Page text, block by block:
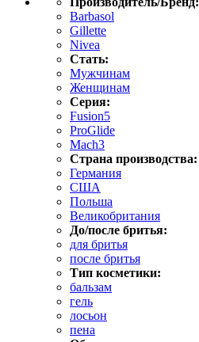
Barbasol
Gillette
Nivea
Стать:
Мужчинам
Женщинам
Серия:
Fusion5
ProGlide
Mach3
Страна производства:
Германия
США
Польша
Великобритания
До/после бритья:
для бритья
после бритья
Тип косметики:
бальзам
гель
лосьон
пена